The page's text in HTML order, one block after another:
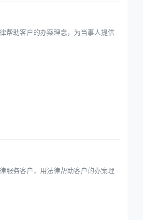
帮助客户的办案理念，为当事人提供
服务客户，用法律帮助客户的办案理